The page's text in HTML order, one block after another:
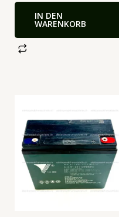
IN DEN
WARENKORB